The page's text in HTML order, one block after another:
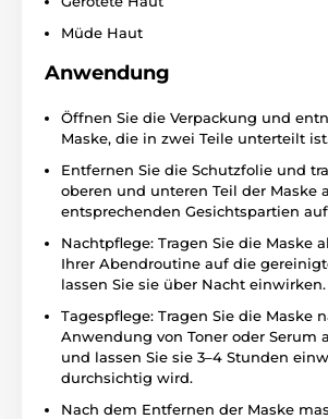
Müde Haut
Anwendung
Öffnen Sie die Verpackung und
Maske, die in zwei Teile unterteilt
Entfernen Sie die Schutzfolie und
oberen und unteren Teil der Maske
entsprechenden Gesichtspartien
Nachtpflege: Tragen Sie die Maske
Ihrer Abendroutine auf die
lassen Sie sie über Nacht einwirken.
Tagespflege: Tragen Sie die Maske
Anwendung von Toner oder Serum
und lassen Sie sie 3–4 Stunden
durchsichtig wird.
Nach dem Entfernen der Maske